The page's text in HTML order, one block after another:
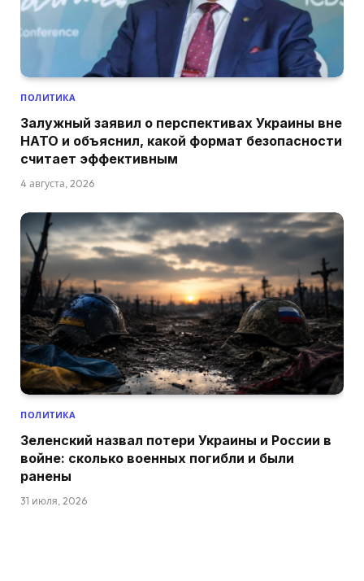
ПОЛИТИКА
Залужный заявил о перспективах Украины вне
НАТО и объяснил, какой формат безопасности
считает эффективным
4 августа, 2026
ПОЛИТИКА
Зеленский назвал потери Украины и России в
войне: сколько военных погибли и были
ранены
31 июля, 2026